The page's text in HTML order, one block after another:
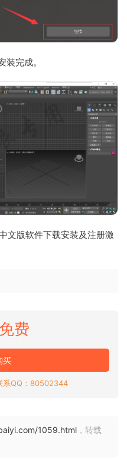
完成。
文版软件下载安装及注册激
免费
买
系QQ：80502344
1059.html ，转载